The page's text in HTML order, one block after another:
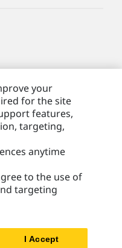
prawa zastrzeżone.
your
for the site
features,
targeting,
anytime
to the use of
targeting
I Accept